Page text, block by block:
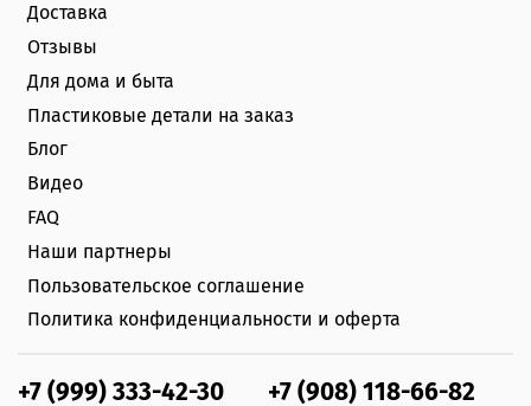
Доставка
Отзывы
Для дома и быта
Пластиковые детали на заказ
Блог
Видео
FAQ
Наши партнеры
Пользовательское соглашение
Политика конфиденциальности и оферта
+7 (999) 333-42-30 +7 (908) 118-66-82